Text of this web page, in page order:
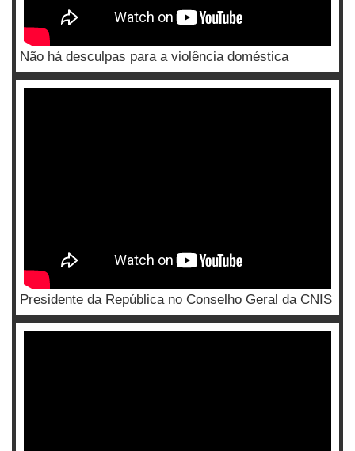
Não há desculpas para a violência doméstica
Presidente da República no Conselho Geral da CNIS